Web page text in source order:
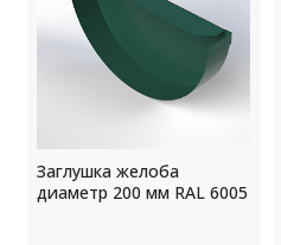
Заглушка желоба
диаметр 200 мм RAL 6005